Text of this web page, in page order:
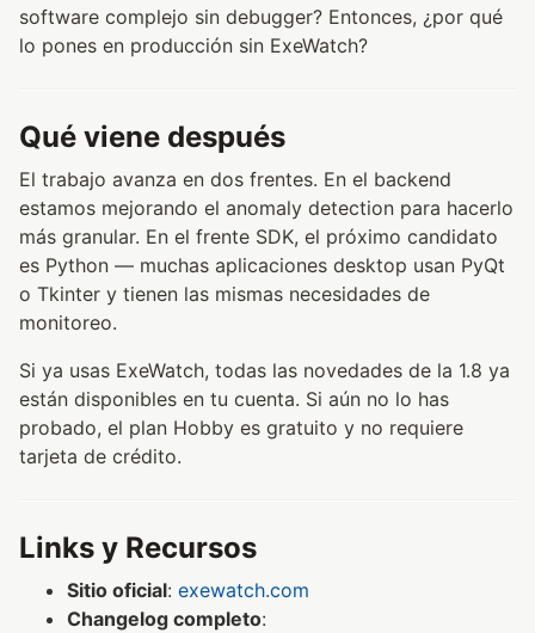
software complejo sin debugger? Entonces, ¿por qué
lo pones en producción sin ExeWatch?
Qué viene después
El trabajo avanza en dos frentes. En el backend
estamos mejorando el anomaly detection para hacerlo
más granular. En el frente SDK, el próximo candidato
es Python — muchas aplicaciones desktop usan PyQt
o Tkinter y tienen las mismas necesidades de
monitoreo.
Si ya usas ExeWatch, todas las novedades de la 1.8 ya
están disponibles en tu cuenta. Si aún no lo has
probado, el plan Hobby es gratuito y no requiere
tarjeta de crédito.
Links y Recursos
Sitio oficial: exewatch.com
Changelog completo: